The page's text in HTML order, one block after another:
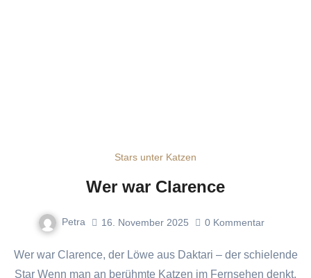
Stars unter Katzen
Wer war Clarence
Petra 16. November 2025 0 Kommentar
Wer war Clarence, der Löwe aus Daktari – der schielende
Star Wenn man an berühmte Katzen im Fernsehen denkt,